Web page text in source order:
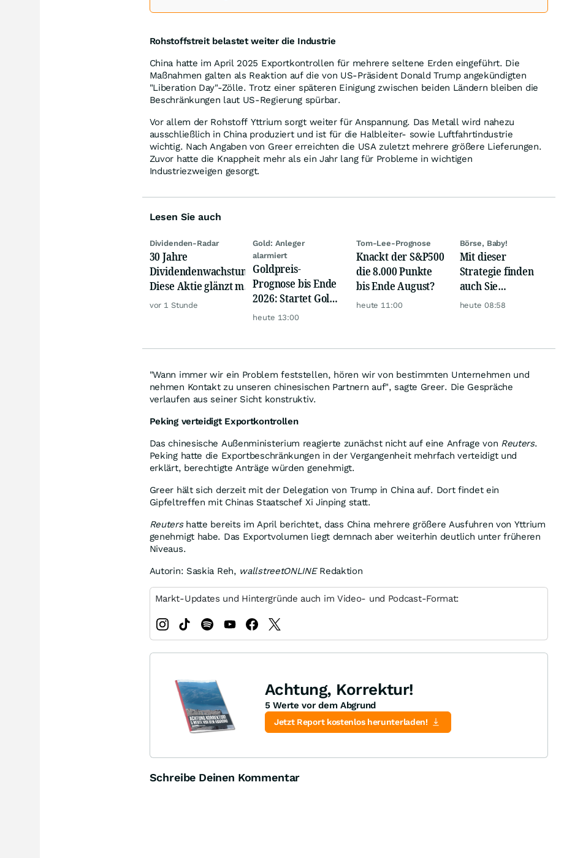
Rohstoffstreit belastet weiter die Industrie
China hatte im April 2025 Exportkontrollen für mehrere seltene Erden eingeführt. Die
Maßnahmen galten als Reaktion auf die von US-Präsident Donald Trump angekündigten
"Liberation Day"-Zölle. Trotz einer späteren Einigung zwischen beiden Ländern bleiben die
Beschränkungen laut US-Regierung spürbar.
Vor allem der Rohstoff Yttrium sorgt weiter für Anspannung. Das Metall wird nahezu
ausschließlich in China produziert und ist für die Halbleiter- sowie Luftfahrtindustrie
wichtig. Nach Angaben von Greer erreichten die USA zuletzt mehrere größere Lieferungen.
Zuvor hatte die Knappheit mehr als ein Jahr lang für Probleme in wichtigen
Industriezweigen gesorgt.
Lesen Sie auch
Dividenden-Radar
30 Jahre
Dividendenwachstum:
Diese Aktie glänzt mit
Traum-Renditen
vor 1 Stunde
Gold: Anleger
alarmiert
Goldpreis-
Prognose bis Ende
2026: Startet Gold
jetzt eine neue
heute 13:00
Tom-Lee-Prognose
Knackt der S&P500
die 8.000 Punkte
bis Ende August?
heute 11:00
Börse, Baby!
Mit dieser
Strategie finden
auch Sie
zuverlässig
heute 08:58
"Wann immer wir ein Problem feststellen, hören wir von bestimmten Unternehmen und
nehmen Kontakt zu unseren chinesischen Partnern auf", sagte Greer. Die Gespräche
verlaufen aus seiner Sicht konstruktiv.
Peking verteidigt Exportkontrollen
Das chinesische Außenministerium reagierte zunächst nicht auf eine Anfrage von Reuters.
Peking hatte die Exportbeschränkungen in der Vergangenheit mehrfach verteidigt und
erklärt, berechtigte Anträge würden genehmigt.
Greer hält sich derzeit mit der Delegation von Trump in China auf. Dort findet ein
Gipfeltreffen mit Chinas Staatschef Xi Jinping statt.
Reutershatte bereits im April berichtet, dass China mehrere größere Ausfuhren von Yttrium
genehmigt habe. Das Exportvolumen liegt demnach aber weiterhin deutlich unter früheren
Niveaus.
Autorin: Saskia Reh, wallstreetONLINERedaktion
Markt-Updates und Hintergründe auch im Video- und Podcast-Format:
Achtung, Korrektur!
5 Werte vor dem Abgrund
Jetzt Report kostenlos herunterladen!
Schreibe Deinen Kommentar